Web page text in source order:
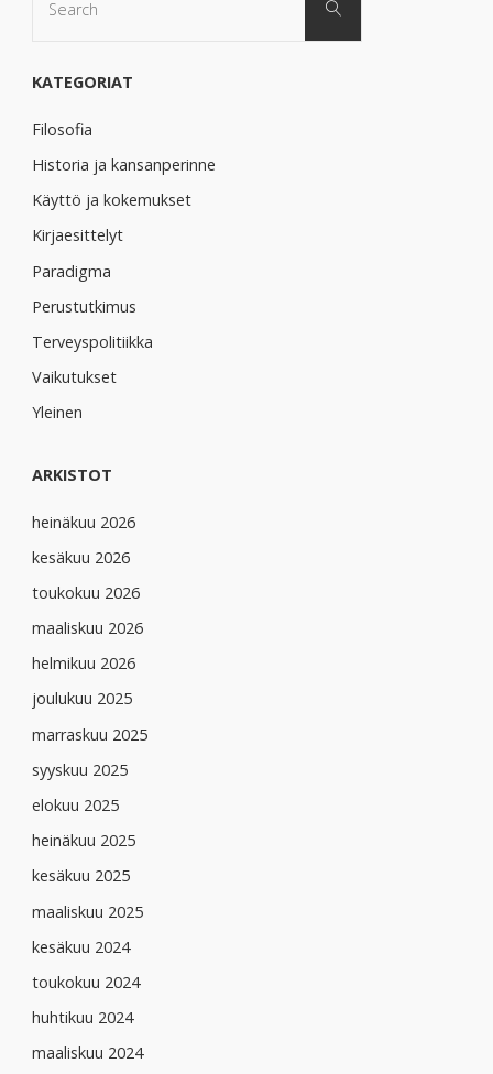
Search
KATEGORIAT
Filosofia
Historia ja kansanperinne
Käyttö ja kokemukset
Kirjaesittelyt
Paradigma
Perustutkimus
Terveyspolitiikka
Vaikutukset
Yleinen
ARKISTOT
heinäkuu 2026
kesäkuu 2026
toukokuu 2026
maaliskuu 2026
helmikuu 2026
joulukuu 2025
marraskuu 2025
syyskuu 2025
elokuu 2025
heinäkuu 2025
kesäkuu 2025
maaliskuu 2025
kesäkuu 2024
toukokuu 2024
huhtikuu 2024
maaliskuu 2024